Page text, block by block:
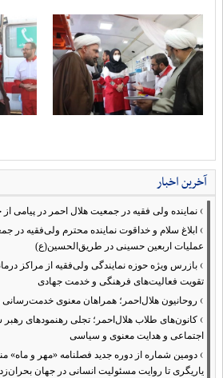
آخرین اخبار
› نماینده ولی فقیه در جمعیت هلال احمر در پیامی
› ابلاغ سلام و خداقوت نماینده محترم ولی‌فقیه در
عملیات اربعین حسینی در طریق‌الحسین(ع)
› بازرس ویژه حوزه نمایندگی ولی‌فقیه از مراکز
تقویت فعالیت‌های فرهنگی و خدمت جهادی
› روحانیون هلال‌احمر؛ همراهان معنوی خدمت‌رسانی
› کانون‌های طلاب هلال‌احمر؛ تجلی رهنمودهای رهبر
اجتماعی و هدایت معنوی و سیاسی
› دومین شماره از دوره جدید فصلنامه «مهر و ماه»
یاریگری تا روایت مسئولیت انسانی در جهان